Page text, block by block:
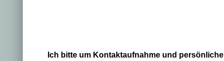
Ich bitte um Kontaktaufnahme und persönliche